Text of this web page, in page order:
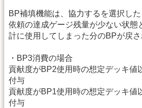
BP補填機能は、協力するを選択し
依頼の達成ゲージ残量が少ない状
計に使用してしまった分のBPが戻さ
・BP3消費の場合
貢献度がBP2使用時の想定デッキ値
付与
貢献度がBP1使用時の想定デッキ値
付与